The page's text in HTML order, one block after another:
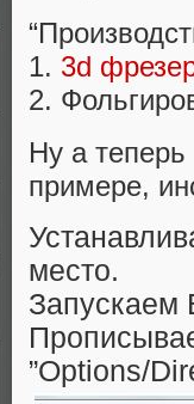
1. 3d
2.
Ну а
примере,
место.
Запускаем
”Options/